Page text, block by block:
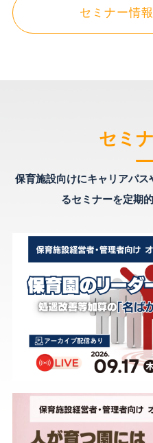
セミナー情
セミ
保育施設向けにキャリアパス
るセミナーを定期